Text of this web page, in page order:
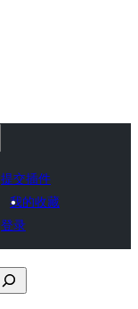
提交插件
我的收藏
登录